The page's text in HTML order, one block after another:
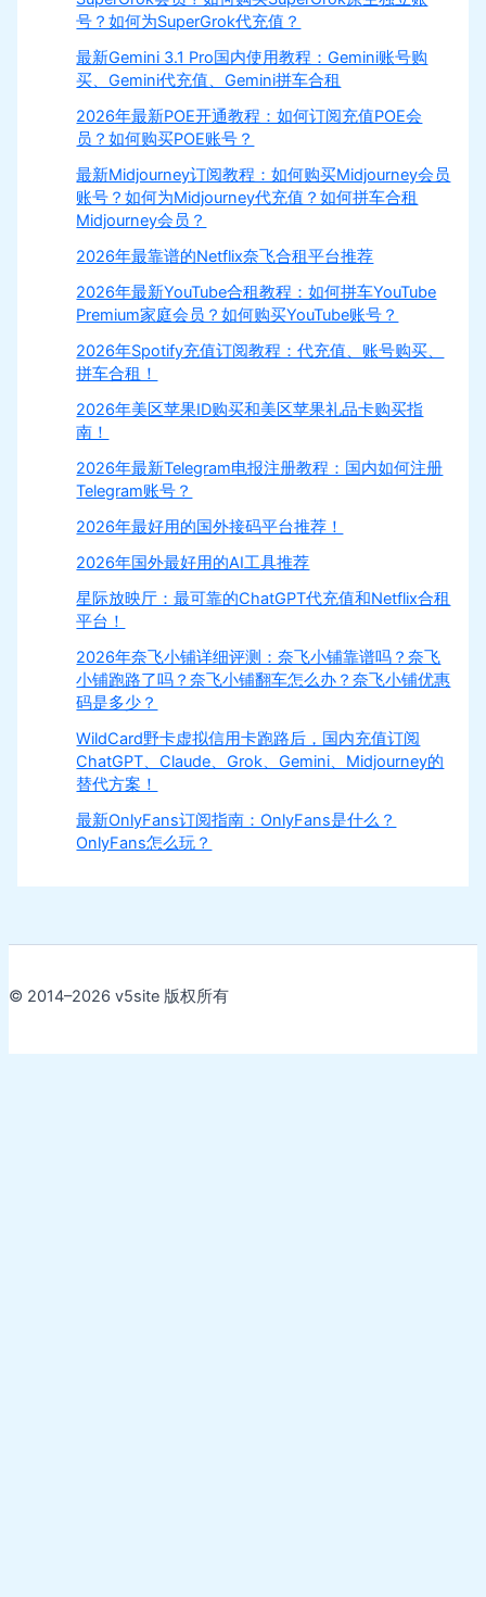
号？如何为SuperGrok代充值？
最新Gemini 3.1 Pro国内使用教程：Gemini账号购
买、Gemini代充值、Gemini拼车合租
2026年最新POE开通教程：如何订阅充值POE会
员？如何购买POE账号？
最新Midjourney订阅教程：如何购买Midjourney会员
账号？如何为Midjourney代充值？如何拼车合租
Midjourney会员？
2026年最靠谱的Netflix奈飞合租平台推荐
2026年最新YouTube合租教程：如何拼车YouTube
Premium家庭会员？如何购买YouTube账号？
2026年Spotify充值订阅教程：代充值、账号购买、
拼车合租！
2026年美区苹果ID购买和美区苹果礼品卡购买指
南！
2026年最新Telegram电报注册教程：国内如何注册
Telegram账号？
2026年最好用的国外接码平台推荐！
2026年国外最好用的AI工具推荐
星际放映厅：最可靠的ChatGPT代充值和Netflix合租
平台！
2026年奈飞小铺详细评测：奈飞小铺靠谱吗？奈飞
小铺跑路了吗？奈飞小铺翻车怎么办？奈飞小铺优惠
码是多少？
WildCard野卡虚拟信用卡跑路后，国内充值订阅
ChatGPT、Claude、Grok、Gemini、Midjourney的
替代方案！
最新OnlyFans订阅指南：OnlyFans是什么？
OnlyFans怎么玩？
© 2014–2026 v5site 版权所有